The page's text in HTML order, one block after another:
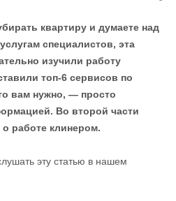
квартиру и думаете над
специалистов, эта
изучили работу
топ-6 сервисов по
вам нужно, — просто
Во второй части
о работе клинером.
эту статью в нашем